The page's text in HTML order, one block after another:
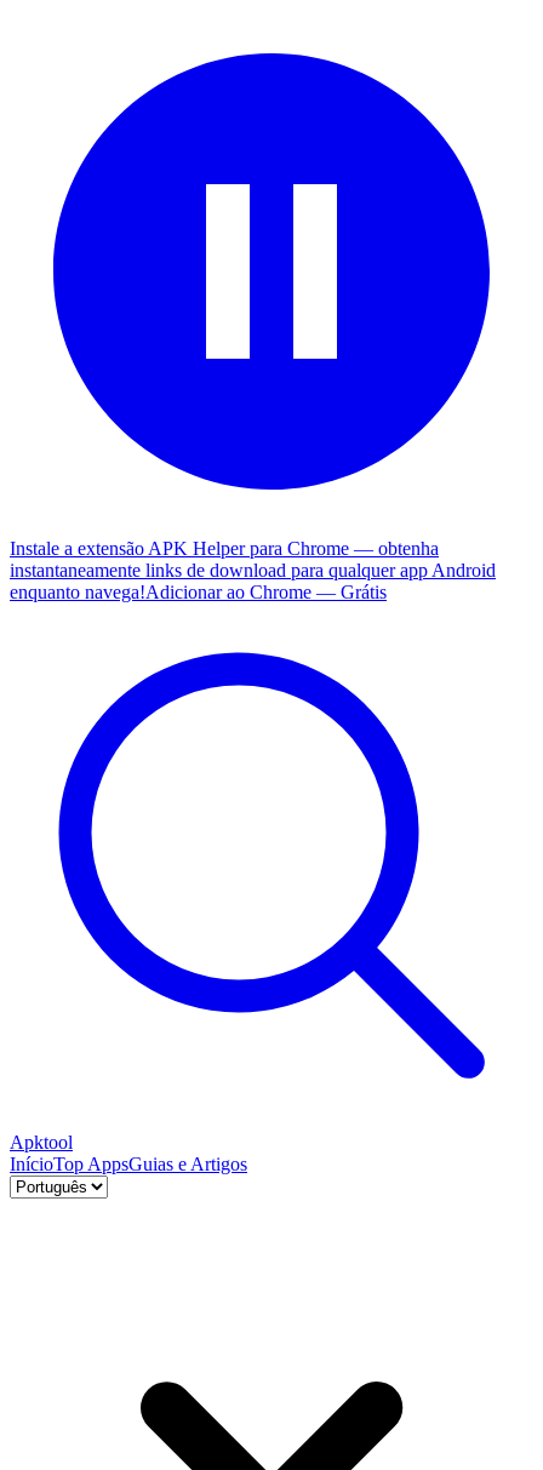
Instale a extensão APK Helper para Chrome — obtenha
instantaneamente links de download para qualquer app Android
enquanto navega!Adicionar ao Chrome — Grátis
Apktool
InícioTop AppsGuias e Artigos